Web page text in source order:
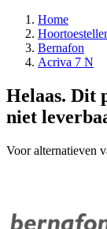
Home
Bernafon
Acriva 7 N
Helaas. Dit
niet
Voor alternatieven